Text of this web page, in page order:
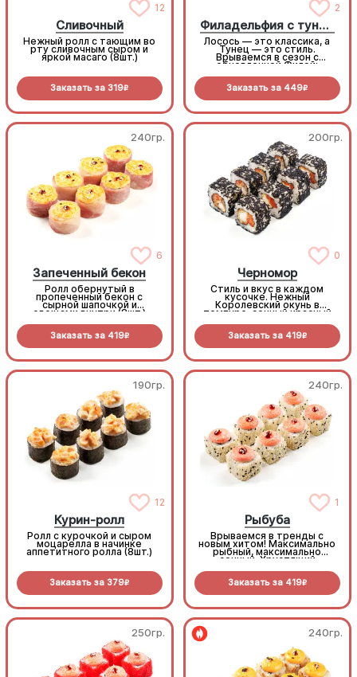
12
Сливочный
Нежный ролл с тающим во
рту сливочным сыром и
яркой масаго (8шт.)
Заказать за 319R
2
Филадельфия с тунцом
Лосось — это классика, а
Тунец — это стиль.
Врываемся в сезон с
обновленной Филой:
максимум вкуса (8шт.)
Заказать за 449R
240гр.
6
Запеченный бекон
Ролл обернутый в
пропеченный бекон с
сырной шапочкой и
овощами внутри (8шт.)
Заказать за 419R
200гр.
0
Черномор
Стиль и вкус в каждом
кусочке. Нежный
Королевский окунь в
темпуре, сочный красный
соус. Окутан благородной
черной икрой масаго. Ролл с
характером.
Заказать за 419R
190гр.
12
Курин-ролл
Ролл с курочкой и сыром
моцарелла в начинке
аппетитного ролла (8шт.)
Заказать за 379R
240гр.
1
Рыбуба
Врываемся в тренды с
новым хитом! Максимально
рыбный, максимально
сочный. Хрустящий
сыр и запеченная шапочка
из Хондаши соуса. Рыбуба —
твой новый краш в меню!
Заказать за 419R
250гр. 240гр.